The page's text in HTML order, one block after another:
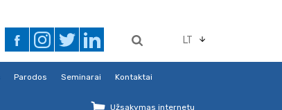
LT
Parodos Seminarai Kontaktai
Užsakymas internetu